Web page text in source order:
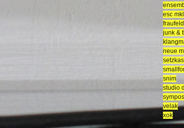
esc mkl
fraufeld
junk &
neue
snim
studio
velak
xok